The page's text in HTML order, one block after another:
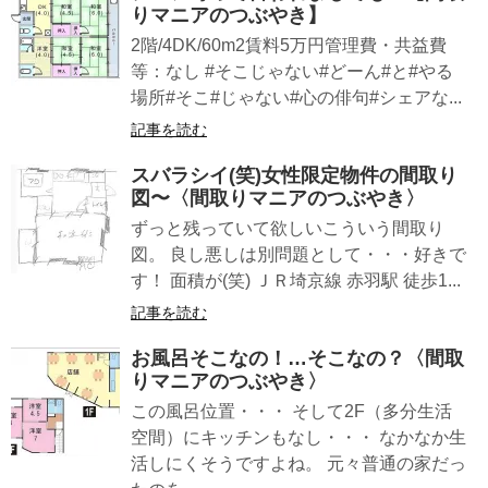
りマニアのつぶやき】
2階/4DK/60m2賃料5万円管理費・共益費
等：なし #そこじゃない#どーん#と#やる
場所#そこ#じゃない#心の俳句#シェアな...
記事を読む
スバラシイ(笑)女性限定物件の間取り
図〜〈間取りマニアのつぶやき〉
ずっと残っていて欲しいこういう間取り
図。 良し悪しは別問題として・・・好きで
す！ 面積が(笑) ＪＲ埼京線 赤羽駅 徒歩1...
記事を読む
お風呂そこなの！…そこなの？〈間取
りマニアのつぶやき〉
この風呂位置・・・ そして2F（多分生活
空間）にキッチンもなし・・・ なかなか生
活しにくそうですよね。 元々普通の家だっ